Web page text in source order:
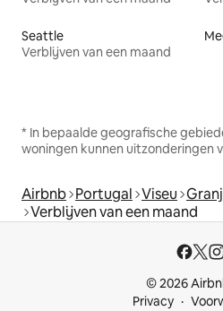
Seattle
Verblijven van een maand
* In bepaalde geografische
woningen kunnen uitzonderingen
Airbnb Portugal Viseu
Verblijven van een maand
© 2026
Privacy